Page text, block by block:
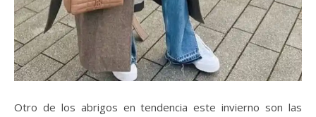
Otro de los abrigos en tendencia este invierno son las